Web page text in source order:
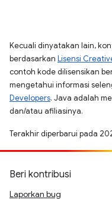
Kecuali dinyatakan lain,
berdasarkan Lisensi
contoh kode dilisensikan
mengetahui informasi
Developers. Java adalah
dan/atau afiliasinya.
Terakhir diperbarui pada
Beri kontribusi
Laporkan bug